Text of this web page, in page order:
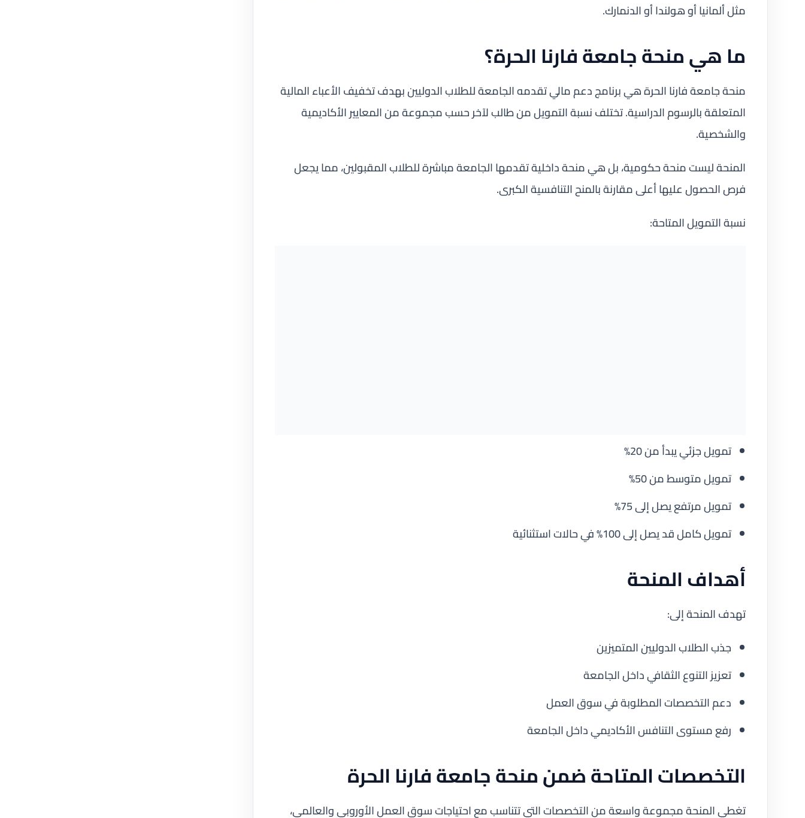
مثل ألمانيا أو هولندا أو الدنمارك.
ما هي منحة جامعة فارنا الحرة؟
منحة جامعة فارنا الحرة هي برنامج دعم مالي تقدمه الجامعة للطلاب الدوليين بهدف تخفيف الأعباء المالية
المتعلقة بالرسوم الدراسية. تختلف نسبة التمويل من طالب لآخر حسب مجموعة من المعايير الأكاديمية
والشخصية.
المنحة ليست منحة حكومية، بل هي منحة داخلية تقدمها الجامعة مباشرة للطلاب المقبولين، مما يجعل
فرص الحصول عليها أعلى مقارنة بالمنح التنافسية الكبرى.
نسبة التمويل المتاحة:
تمويل جزئي يبدأ من 20%
تمويل متوسط من 50%
تمويل مرتفع يصل إلى 75%
تمويل كامل قد يصل إلى 100% في حالات استثنائية
أهداف المنحة
تهدف المنحة إلى:
جذب الطلاب الدوليين المتميزين
تعزيز التنوع الثقافي داخل الجامعة
دعم التخصصات المطلوبة في سوق العمل
رفع مستوى التنافس الأكاديمي داخل الجامعة
التخصصات المتاحة ضمن منحة جامعة فارنا الحرة
تغطي المنحة مجموعة واسعة من التخصصات التي تتناسب مع احتياجات سوق العمل الأوروبي والعالمي،